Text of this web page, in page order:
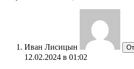
Иван Лисицын
12.02.2024 в 01:02